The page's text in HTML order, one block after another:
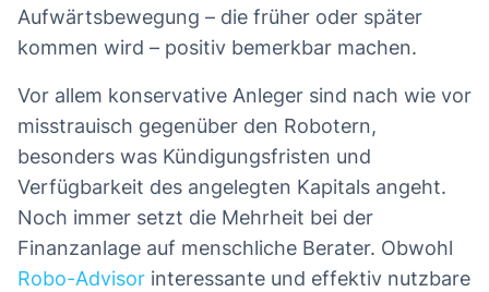
Aufwärtsbewegung – die früher oder später
kommen wird – positiv bemerkbar machen.
Vor allem konservative Anleger sind nach wie vor
misstrauisch gegenüber den Robotern,
besonders was Kündigungsfristen und
Verfügbarkeit des angelegten Kapitals angeht.
Noch immer setzt die Mehrheit bei der
Finanzanlage auf menschliche Berater. Obwohl
Robo-Advisor interessante und effektiv nutzbare